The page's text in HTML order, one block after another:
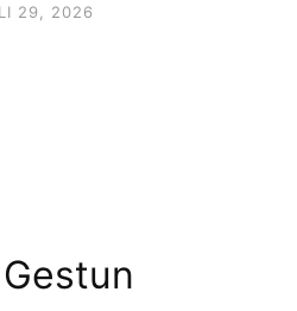
29, 2026